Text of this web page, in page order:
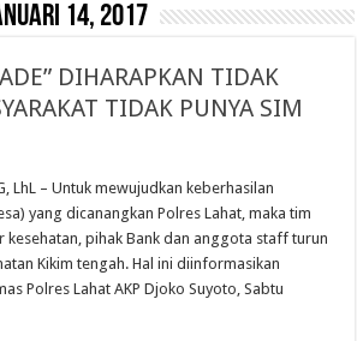
14, 2017
DIHARAPKAN TIDAK
TIDAK PUNYA SIM
LhL – Untuk mewujudkan keberhasilan
yang dicanangkan Polres Lahat, maka tim
pihak Bank dan anggota staff turun
Kikim tengah. Hal ini diinformasikan
Polres Lahat AKP Djoko Suyoto, Sabtu